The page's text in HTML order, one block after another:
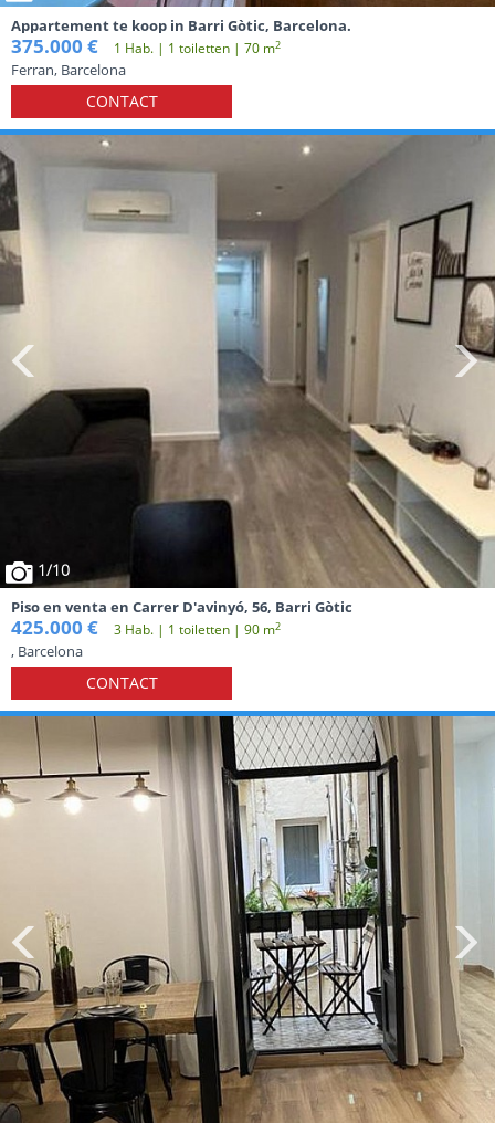
Appartement te koop in Barri Gòtic, Barcelona.
375.000 € 1 Hab. | 1 toiletten | 70 m2
Ferran, Barcelona
CONTACT
1/10
Piso en venta en Carrer D'avinyó, 56, Barri Gòtic
425.000 € 3 Hab. | 1 toiletten | 90 m2
, Barcelona
CONTACT